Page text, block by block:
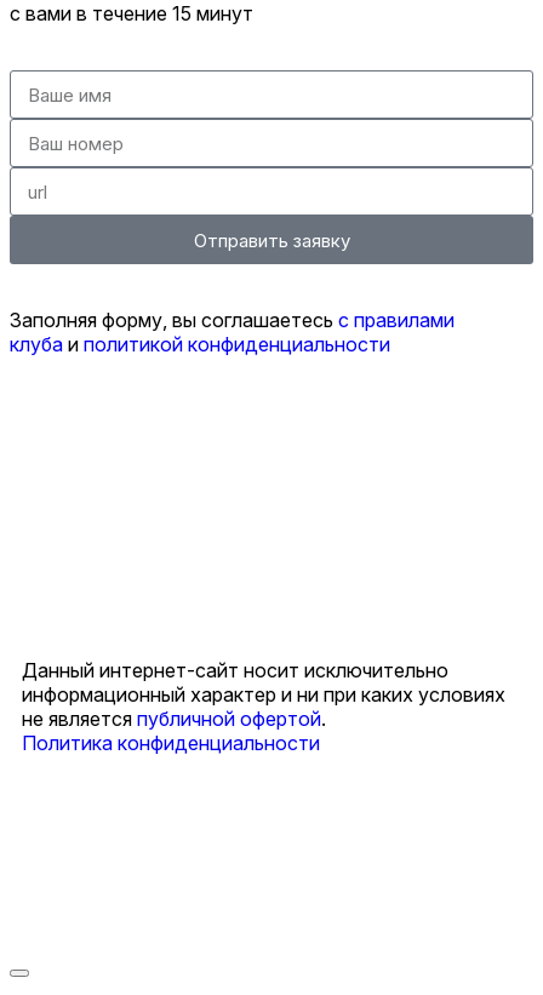
с вами в течение 15 минут
Отправить заявку
Заполняя форму, вы соглашаетесь с правилами
клуба и политикой конфиденциальности
Данный интернет-сайт носит исключительно
информационный характер и ни при каких условиях
не является публичной офертой.
Политика конфиденциальности